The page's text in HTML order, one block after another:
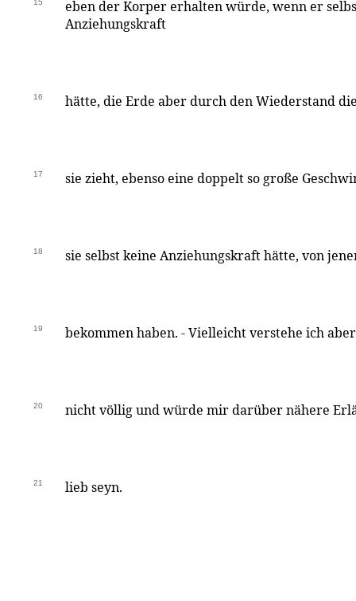
15
eben der Korper erhalten würde, wenn er
Anziehungskraft
16 hätte, die Erde aber durch den Wiederstand
17 sie zieht, ebenso eine doppelt so große
18 sie selbst keine Anziehungskraft hätte, von
19 bekommen haben. - Vielleicht verstehe ich
20 nicht völlig und würde mir darüber nähere
21 lieb seyn.